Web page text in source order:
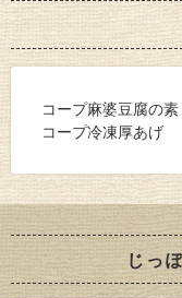
コープ麻婆豆腐の素
コープ冷凍厚あげ
じっ